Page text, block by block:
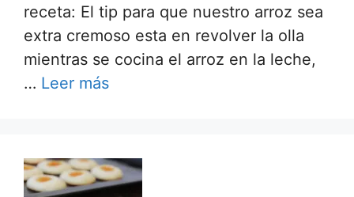
receta: El tip para que nuestro arroz sea
extra cremoso esta en revolver la olla
mientras se cocina el arroz en la leche,
… Leer más